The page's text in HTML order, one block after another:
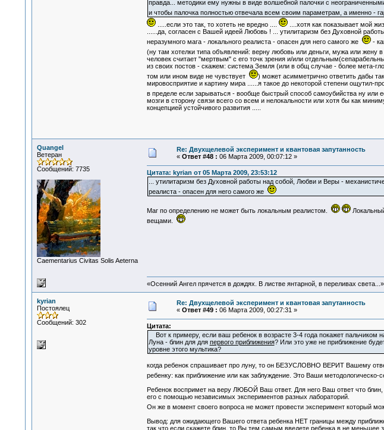
правда... методики ему нужны в виде волшебной палочки с
и чтобы палочка полностью отвечала всем своим параметрам, а именно -
.....если это так, то хотеть не вредно ....
....хотя как показывает мой
......да, согласен с Вашей идеей Любовь ! ... утилитаризм без Духовной
неразумного мага - локального реалиста - опасен для него самого же
-
(ну там хотелки типа объявлений: верну любовь или деньги, мужа или
человек считает "мертвым" с его точк зрения и/или
из своих постов - скажем: система Земля (или в общ случае - более мета-
том или ином виде не чувствует
) может асимметрично ответить дабы
мировосприятие и картину мира ......я такое до некоторой степени
в пределе если зарываться - вообще быстрый способ самоубийства ну
мозги в сторону связи всего со всем и нелокальности или хотя бы как
концепцией устойчивого развития .....
Quangel
Ветеран
Сообщений: 7735
Сaementarius Civitas Solis Aeterna
Re: Двухщелевой эксперимент и квантовая запутанность
« Ответ #48 : 06 Марта 2009, 00:07:12 »
Цитата: kyrian от 05 Марта 2009, 23:53:12
... утилитаризм без Духовной работы над собой, Любви и Веры -
реалиста - опасен для него самого же
Маг по определению не может быть локальным реалистом.
вещами.
«Осенний Ангел прячется в дождях. В листве янтарной, в переливах
kyrian
Постоялец
Сообщений: 302
Re: Двухщелевой эксперимент и квантовая запутанность
« Ответ #49 : 06 Марта 2009, 00:27:31 »
Цитата:
Вот к примеру, если ваш ребенок в возрасте 3-4 года покажет пальчиком
Луна - блин для для первого приближения? Или это уже не приближение
уровне этого мультика?
когда ребенок спрашивает про луну, то он БЕЗУСЛОВНО ВЕРИТ Вашему
ребенку: как приближение или как заблуждение. Это Ваши
Ребенок воспримет на веру ЛЮБОЙ Ваш ответ. Для него Ваш ответ что
его с помощью независимых экспериментов разных лабораторий.
Он же в момент своего вопроса не может провести эксперимент который
Вывод: для ожидающего Вашего ответа ребенка НЕТ границы между
так что если скажете блин, то Вы тем самым введете ребенка в не